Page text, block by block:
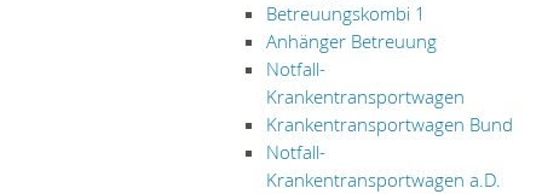
Betreuungskombi 1
Anhänger Betreuung
Notfall-
Krankentransportwagen
Krankentransportwagen Bund
Notfall-
Krankentransportwagen a.D.